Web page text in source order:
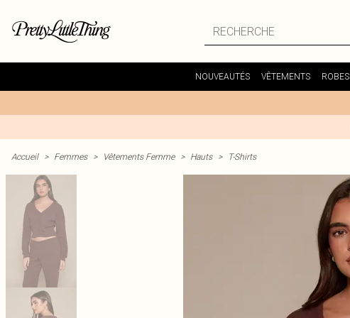
NOUVEAUTÉS VÊTEMENTS ROBES
Accueil > Femmes > Vêtements Femme > Hauts > T-Shirts